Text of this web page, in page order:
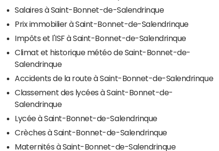
Salaires à Saint-Bonnet-de-Salendrinque
Prix immobilier à Saint-Bonnet-de-Salendrinque
Impôts et l'ISF à Saint-Bonnet-de-Salendrinque
Climat et historique météo de Saint-Bonnet-de-
Salendrinque
Accidents de la route à Saint-Bonnet-de-Salendrinque
Classement des lycées à Saint-Bonnet-de-
Salendrinque
Lycée à Saint-Bonnet-de-Salendrinque
Crèches à Saint-Bonnet-de-Salendrinque
Maternités à Saint-Bonnet-de-Salendrinque